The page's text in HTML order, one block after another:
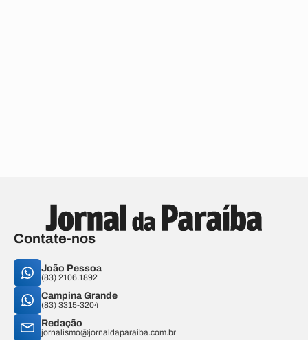
Contate-nos
João Pessoa
(83) 2106.1892
Campina Grande
(83) 3315-3204
Redação
jornalismo@jornaldaparaiba.com.br